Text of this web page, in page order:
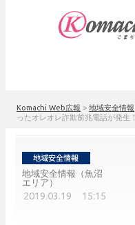
Komachi Web広報 > 地域安全情報
ったオレオレ詐欺前兆電話が発生！
地域安全情報（魚沼
エリア）
2019.03.19 15:15